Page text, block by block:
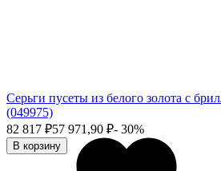
Серьги пусеты из белого золота с
(049975)
82 817 ₽57 971,90 ₽- 30%
В корзину